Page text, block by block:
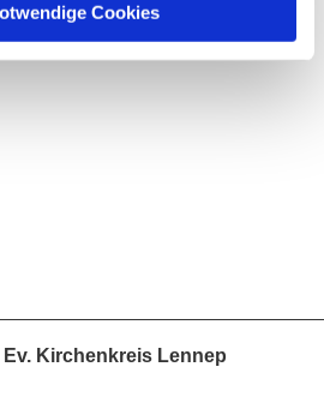
Cookies
Ev. Kirchengemeinde Bergisch
Kirchenkreis Lennep